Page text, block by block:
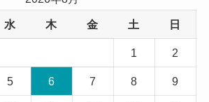
水 木 金 土 日
1 2
5 6 7 8 9